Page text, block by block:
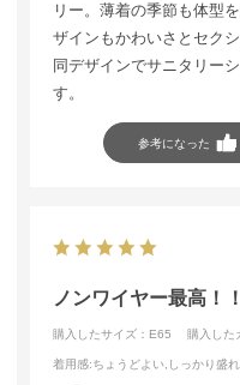
リー。薄着の季節も体型
ザインもかわいさとセク
同デザインでサニタリー
す。
参考になった
ノンワイヤー最高！！
購入したサイズ：E65 購入した
着用感:ちょうどよい,しっかり盛